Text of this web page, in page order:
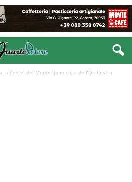
a Castel del Monte: la musica dell’Orchestra